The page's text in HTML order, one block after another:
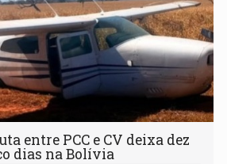
entre PCC e CV deixa dez
dias na Bolívia